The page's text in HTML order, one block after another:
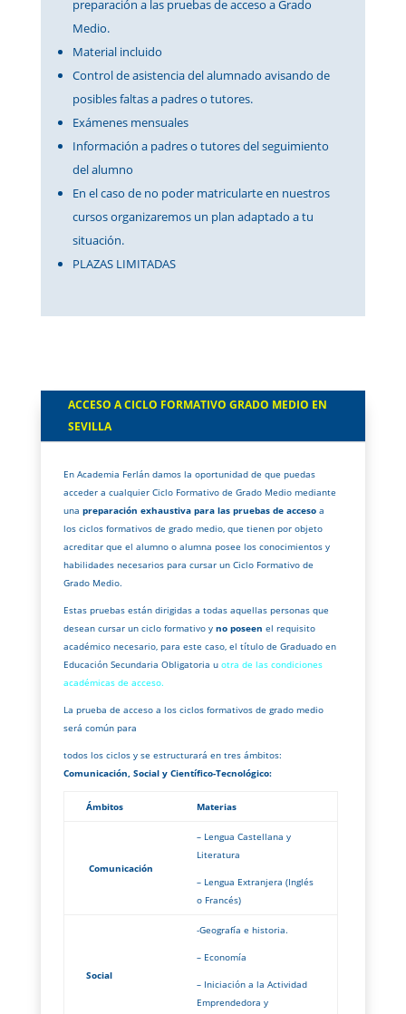
preparación a las pruebas de acceso a Grado
Medio.
Material incluido
Control de asistencia del alumnado avisando de
posibles faltas a padres o tutores.
Exámenes mensuales
Información a padres o tutores del seguimiento
del alumno
En el caso de no poder matricularte en nuestros
cursos organizaremos un plan adaptado a tu
situación.
PLAZAS LIMITADAS
ACCESO A CICLO FORMATIVO GRADO MEDIO EN
SEVILLA
En Academia Ferlán damos la oportunidad de que puedas
acceder a cualquier Ciclo Formativo de Grado Medio mediante
una preparación exhaustiva para las pruebas de accesoa
los ciclos formativos de grado medio, que tienen por objeto
acreditar que el alumno o alumna posee los conocimientos y
habilidades necesarios para cursar un Ciclo Formativo de
Grado Medio.
Estas pruebas están dirigidas a todas aquellas personas que
desean cursar un ciclo formativo y no poseen el requisito
académico necesario, para este caso, el título de Graduado en
Educación Secundaria Obligatoria u otra de las condiciones
académicas de acceso.
La prueba de acceso a los ciclos formativos de grado medio
será común para
todos los ciclos y se estructurará en tres ámbitos:
Comunicación, Social y Científico-Tecnológico:
Ámbitos Materias
Comunicación
– Lengua Castellana y
Literatura
– Lengua Extranjera (Inglés
o Francés)
Social
-Geografía e historia.
– Economía
– Iniciación a la Actividad
Emprendedora y